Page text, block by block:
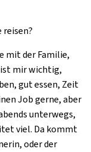
reisen?
mit der Familie,
mir wichtig,
gut essen, Zeit
Job gerne, aber
unterwegs,
viel. Da kommt
oder der